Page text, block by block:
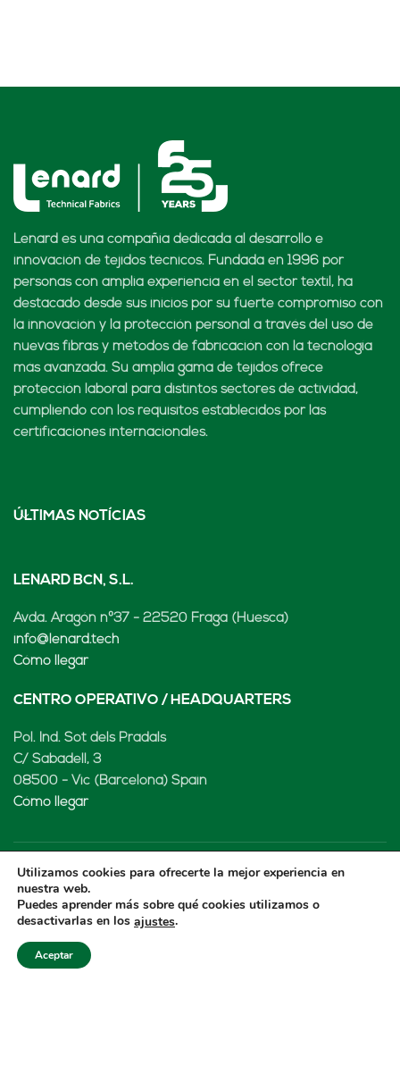
Lenard es una compañía dedicada al desarrollo e
innovación de tejidos técnicos. Fundada en 1996 por
personas con amplia experiencia en el sector textil, ha
destacado desde sus inicios por su fuerte compromiso con
la innovación y la protección personal a través del uso de
nuevas fibras y métodos de fabricación con la tecnología
más avanzada. Su amplia gama de tejidos ofrece
protección laboral para distintos sectores de actividad,
cumpliendo con los requisitos establecidos por las
certificaciones internacionales.
ÚLTIMAS NOTÍCIAS
LENARD BCN, S.L.
Avda. Aragón nº37 - 22520 Fraga (Huesca)
info@lenard.tech
Cómo llegar
CENTRO OPERATIVO / HEADQUARTERS
Pol. Ind. Sot dels Pradals
C/ Sabadell, 3
08500 - Vic (Barcelona) Spain
Cómo llegar
LENARD MX, S de RL de CV
Rio Atoyac 30. Parque Industrial Empresarial
Cuautlancingo
Cuautlancingo, 72730 Puebla (México)
Utilizamos cookies para ofrecerte la mejor experiencia en
nuestra web.
Puedes aprender más sobre qué cookies utilizamos o
desactivarlas en los ajustes.
Aceptar